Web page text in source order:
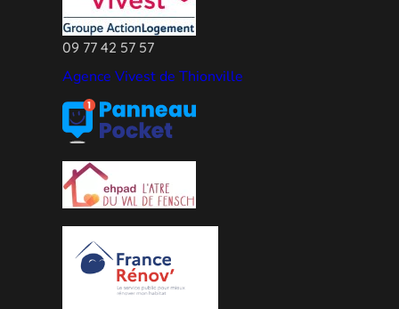
09 77 42 57 57
Agence Vivest de Thionville